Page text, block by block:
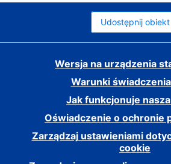
Udostępnij obiekt
Wersja na urządzenia
Warunki świadczenia
Jak funkcjonuje
Oświadczenie o ochronie
Zarządzaj ustawieniami
cookie